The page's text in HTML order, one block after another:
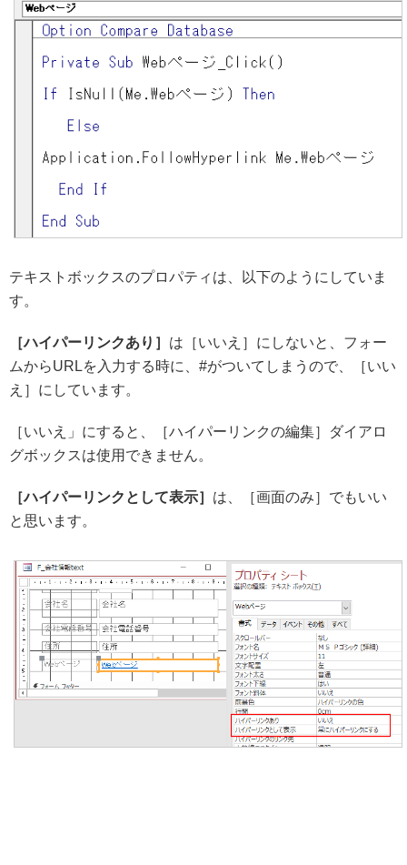
テキストボックスのプロパティは、以下のようにしていま
す。
［ハイパーリンクあり］ は［いいえ］にしないと、フォー
ムからURLを入力する時に、#がついてしまうので、［いい
え］にしています。
［いいえ」にすると、［ハイパーリンクの編集］ダイアロ
グボックスは使用できません。
［ハイパーリンクとして表示］ は、［画面のみ］でもいい
と思います。